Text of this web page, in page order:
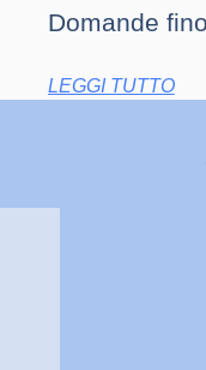
Domande
LEGGI TUTTO